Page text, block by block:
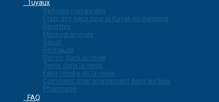
Tuyaux
Refuges non gardés
Etats des eaux pour le Kayak en Belgique
Recettes
Météogrammes
Squat
Réchauds
Dormir dans la neige
Tente dans la neige
Faire fondre de la neige
Comment chier proprement dans les bois
Pharmacie
FAQ